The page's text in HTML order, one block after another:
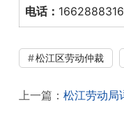
电话：
松江区劳动仲裁
上一篇： 松江劳动局